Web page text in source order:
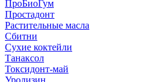
ПроБиоГум
Простадонт
Растительные масла
Сбитни
Сухие коктейли
Танаксол
Токсидонт-май